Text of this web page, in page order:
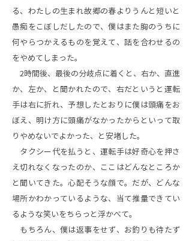
る、わたしの生まれ故郷の春よりうんと短いと
愚痴をこぼしだしたので、僕はまた胸のうちに
何やらつかえるものを覚えて、話を合わせるの
をやめてしまった。
2時間後、最後の分岐点に着くと、右か、直進
か、左か、と聞かれたので、右だというと運転
手は右に折れ、予想したとおりに僕は頭痛をお
ぼえ、明け方に頭痛がなかったからといって取
りやめないでよかった、と安堵した。
タクシー代を払うと、運転手は好奇心を押さ
え切れなくなったのか、ここはどんなところか
と聞いてきた。心配そうな顔で。だが、どんな
場所かわかっているような、当て推量できてい
るような笑いをちらっと浮かべて。
もちろん、僕は返事をせず、お釣りも待たず